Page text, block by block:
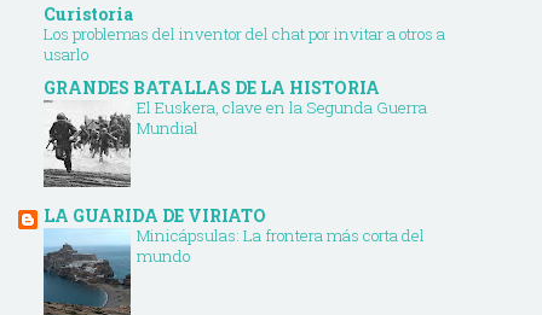
Curistoria
Los problemas del inventor del chat por invitar a otros a
usarlo
GRANDES BATALLAS DE LA HISTORIA
El Euskera, clave en la Segunda Guerra
Mundial
LA GUARIDA DE VIRIATO
Minicápsulas: La frontera más corta del
mundo